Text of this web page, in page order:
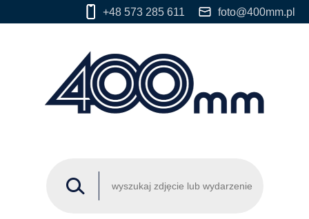
+48 573 285 611 foto@400mm.pl